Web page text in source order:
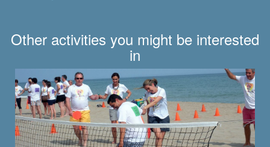
Other activities you might be interested
in